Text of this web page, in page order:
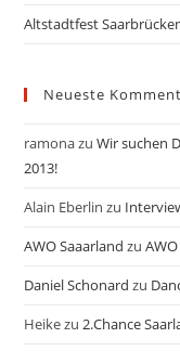
Altstadtfest
Neueste
ramonazuWir suchen
2013!
Alain Eberlin zu
AWO Saaarland zu
Daniel Schonard zu
Heikezu2.Chance